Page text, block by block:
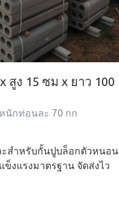
สูง 15 ซม x ยาว 100
นักท่อนละ 70 กก
สำหรับกั้นปูบล็อกตัวหนอน
งแรงมาตรฐาน จัดส่งไว